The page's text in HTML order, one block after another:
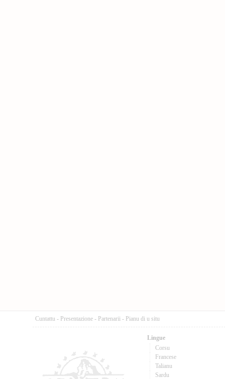
Cuntattu - Presentazione - Partenarii - Pianu di u situ
Lingue
Corsu
Francese
Talianu
Sardu